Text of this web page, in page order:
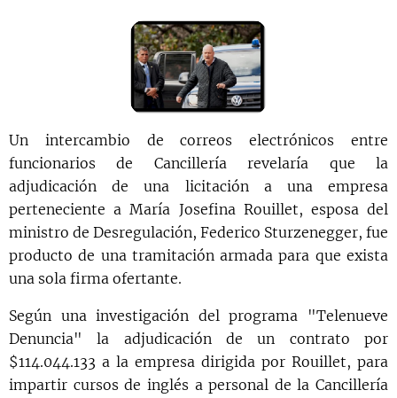
Un intercambio de correos electrónicos entre
funcionarios de Cancillería revelaría que la
adjudicación de una licitación a una empresa
perteneciente a María Josefina Rouillet, esposa del
ministro de Desregulación, Federico Sturzenegger, fue
producto de una tramitación armada para que exista
una sola firma ofertante.
Según una investigación del programa "Telenueve
Denuncia" la adjudicación de un contrato por
$114.044.133 a la empresa dirigida por Rouillet, para
impartir cursos de inglés a personal de la Cancillería